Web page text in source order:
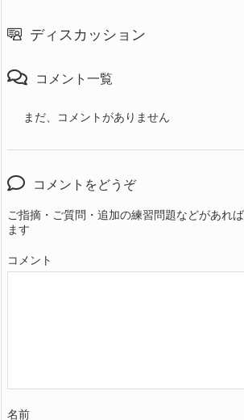
ディスカッション
コメント一覧
まだ、コメントがありません
コメントをどうぞ
ご指摘・ご質問・追加の練習問題などがあれ
ます
コメント
名前